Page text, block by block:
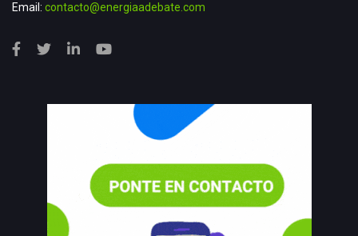
Email: contacto@energiaadebate.com